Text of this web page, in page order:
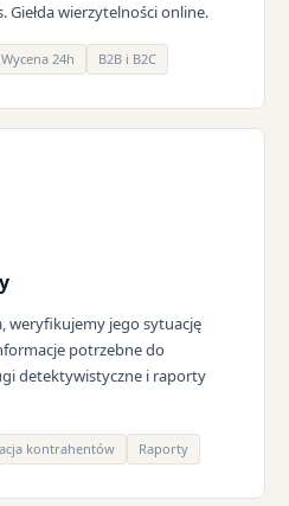
Giełda wierzytelności online.
Wycena 24h B2B i B2C
weryfikujemy jego sytuację
potrzebne do
detektywistyczne i raporty
kontrahentów Raporty